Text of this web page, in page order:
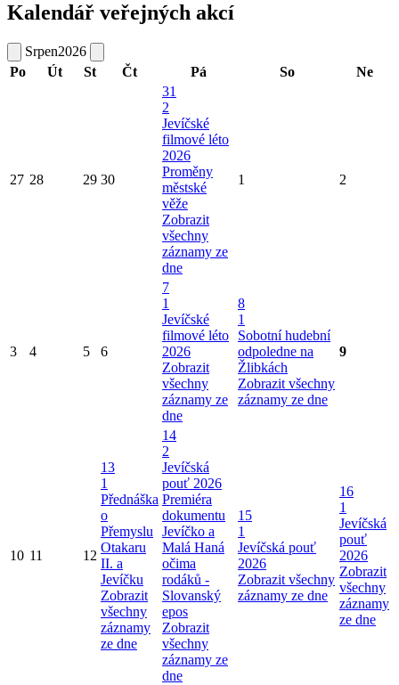
Kalendář veřejných akcí
Srpen2026
Po
Út St Čt Pá So Ne
27 28 29 30
31
2
Jevíčské
filmové léto
2026
Proměny
městské
věže
Zobrazit
všechny
záznamy ze
dne
1 2
3 4 5 6
7
1
Jevíčské
filmové léto
2026
Zobrazit
všechny
záznamy ze
dne
8
1
Sobotní hudební
odpoledne na
Žlibkách
Zobrazit všechny
záznamy ze dne
9
10 11 12
13
1
Přednáška
o
Přemyslu
Otakaru
II. a
Jevíčku
Zobrazit
všechny
záznamy
ze dne
14
2
Jevíčská
pouť 2026
Premiéra
dokumentu
Jevíčko a
Malá Haná
očima
rodáků -
Slovanský
epos
Zobrazit
všechny
záznamy ze
dne
15
1
Jevíčská pouť
2026
Zobrazit všechny
záznamy ze dne
16
1
Jevíčská
pouť
2026
Zobrazit
všechny
záznamy
ze dne